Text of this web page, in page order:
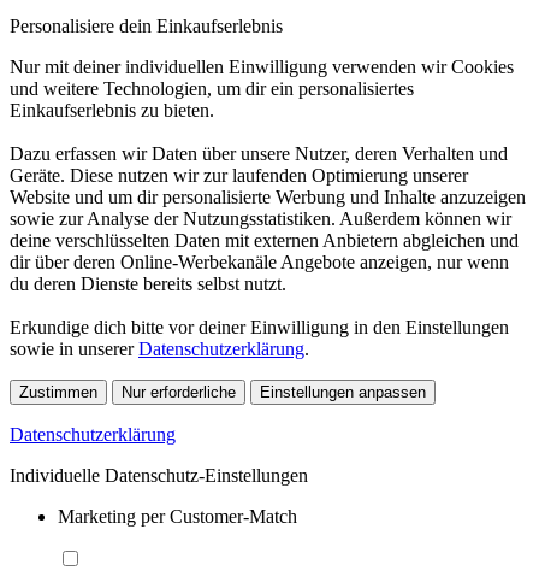
Personalisiere dein Einkaufserlebnis
Nur mit deiner individuellen Einwilligung verwenden wir Cookies
und weitere Technologien, um dir ein personalisiertes
Einkaufserlebnis zu bieten.
Dazu erfassen wir Daten über unsere Nutzer, deren Verhalten und
Geräte. Diese nutzen wir zur laufenden Optimierung unserer
Website und um dir personalisierte Werbung und Inhalte anzuzeigen
sowie zur Analyse der Nutzungsstatistiken. Außerdem können wir
deine verschlüsselten Daten mit externen Anbietern abgleichen und
dir über deren Online-Werbekanäle Angebote anzeigen, nur wenn
du deren Dienste bereits selbst nutzt.
Erkundige dich bitte vor deiner Einwilligung in den Einstellungen
sowie in unsererDatenschutzerklärung.
Zustimmen Nur erforderliche Einstellungen anpassen
Datenschutzerklärung
Individuelle Datenschutz-Einstellungen
Marketing per Customer-Match